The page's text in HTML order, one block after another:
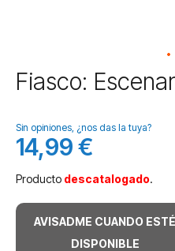
Saltar
al
de
la
galería
imágenes
Fiasco:
Sin opiniones, ¿nos das la tuya?
14,99 €
Producto descatalogado.
AVISADME CUANDO ESTÉ
DISPONIBLE